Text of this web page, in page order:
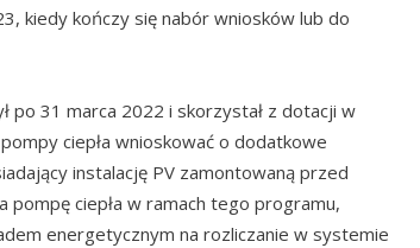
kiedy kończy się nabór wniosków lub do
po 31 marca 2022 i skorzystał z dotacji w
ciepła wnioskować o dodatkowe
instalację PV zamontowaną przed
ciepła w ramach tego programu,
energetycznym na rozliczanie w systemie